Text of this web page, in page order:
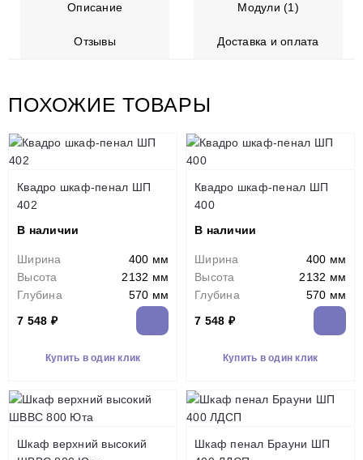
Описание Модули (1)
Отзывы Доставка и оплата
ПОХОЖИЕ ТОВАРЫ
Квадро шкаф-пенал ШП
402
В наличии
Ширина
400 мм
Высота
2132 мм
Глубина
570 мм
7 548 ₽
Купить в один клик
Квадро шкаф-пенал ШП
400
В наличии
Ширина
400 мм
Высота
2132 мм
Глубина
570 мм
7 548 ₽
Купить в один клик
Шкаф верхний высокий
Шкаф пенал Брауни ШП